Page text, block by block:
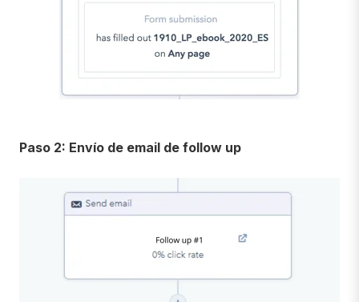
Paso 2: Envío de email de follow up